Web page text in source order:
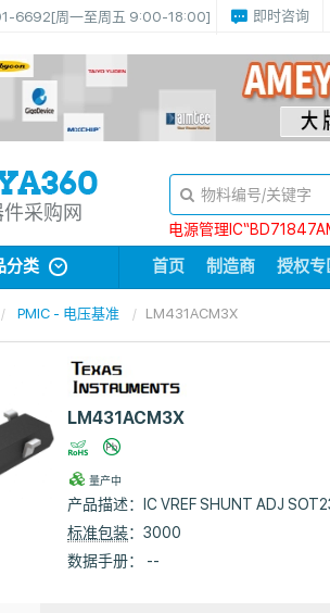
6692[周一至周五 9:00-18:00] 即时咨询
采购网
电源管理
分类 首页 制造商 授权专
PMIC - 电压基准 LM431ACM3X
LM431ACM3X
量产中
产品描述：
IC VREF SHUNT ADJ
标准包装：3000
数据手册： --